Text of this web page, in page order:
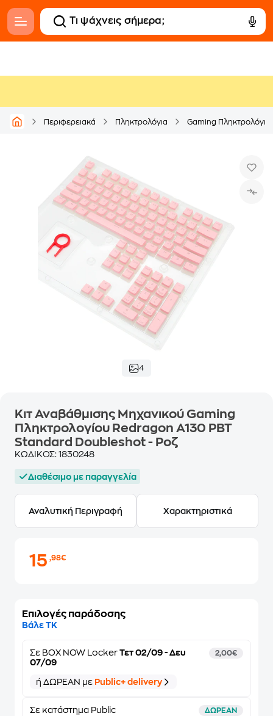
Περιφερειακά Πληκτρολόγια Gaming Πληκτρολόγια
4
Κιτ Αναβάθμισης Μηχανικού Gaming
Πληκτρολογίου Redragon A130 PBT
Standard Doubleshot - Ροζ
ΚΩΔΙΚΟΣ: 1830248
Διαθέσιμο με παραγγελία
Αναλυτική Περιγραφή Χαρακτηριστικά
15,98€
Επιλογές παράδοσης
Βάλε ΤΚ
Σε BOX NOW Locker Τετ 02/09 - Δευ
07/09
2,00€
ή ΔΩΡΕΑΝ με Public+ delivery
Σε κατάστημα Public ΔΩΡΕΑΝ